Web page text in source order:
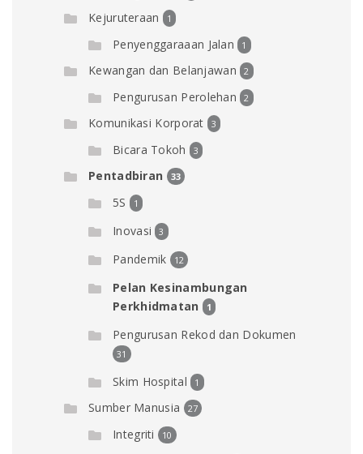
Kejuruteraan 1
Penyenggaraaan Jalan 1
Kewangan dan Belanjawan 2
Pengurusan Perolehan 2
Komunikasi Korporat 3
Bicara Tokoh 3
Pentadbiran 33
5S 1
Inovasi 3
Pandemik 12
Pelan Kesinambungan
Perkhidmatan
1
Pengurusan Rekod dan Dokumen
31
Skim Hospital 1
Sumber Manusia 27
Integriti 10